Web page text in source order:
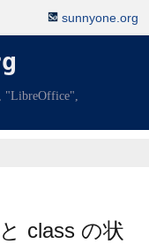
sunnyone.org
"LibreOffice",
class の状